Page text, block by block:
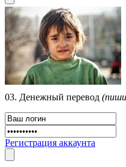
03. Денежный перевод
Регистрация аккаунта